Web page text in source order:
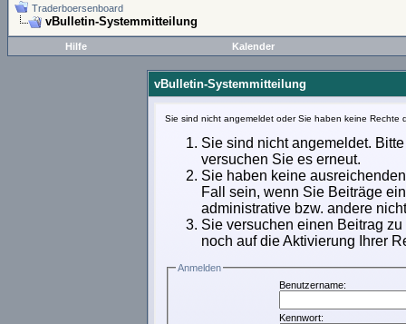
Traderboersenboard
vBulletin-Systemmitteilung
Hilfe Kalender
vBulletin-Systemmitteilung
Sie sind nicht angemeldet oder Sie haben keine
Sie sind nicht angemeldet.
versuchen Sie es erneut.
Sie haben keine
Fall sein, wenn Sie Beiträge
administrative bzw. andere
Sie versuchen einen Beitrag
noch auf die Aktivierung Ihrer
Anmelden
Benutzername:
Kennwort: